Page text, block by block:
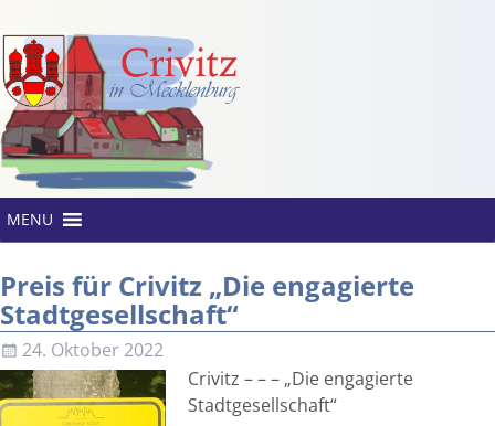
MENU
Preis für Crivitz „Die engagierte
Stadtgesellschaft“
24. Oktober 2022
Crivitz – – – „Die engagierte
Stadtgesellschaft“